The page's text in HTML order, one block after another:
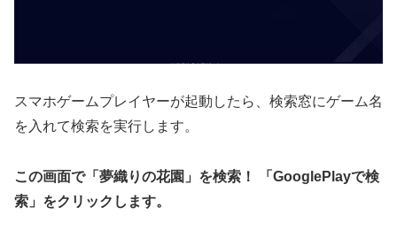
スマホゲームプレイヤーが起動したら、検索窓にゲーム名
を入れて検索を実行します。
この画面で「夢織りの花園」を検索！ 「GooglePlayで検
索」をクリックします。